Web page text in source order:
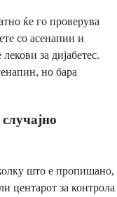
ќе го проверува
со асенапин и
за дијабетес.
но бара
што е пропишано,
центарот за контрола